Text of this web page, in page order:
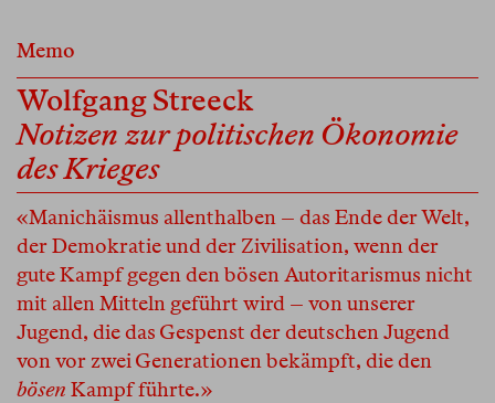
Memo
Wolfgang Streeck
Notizen zur politischen Ökonomie
des Krieges
«Manichäismus allenthalben – das Ende der Welt,
der Demokratie und der Zivilisation, wenn der
gute Kampf gegen den bösen Autoritarismus nicht
mit allen Mitteln geführt wird – von unserer
Jugend, die das Gespenst der deutschen Jugend
von vor zwei Generationen bekämpft, die den
bösen Kampf führte.»